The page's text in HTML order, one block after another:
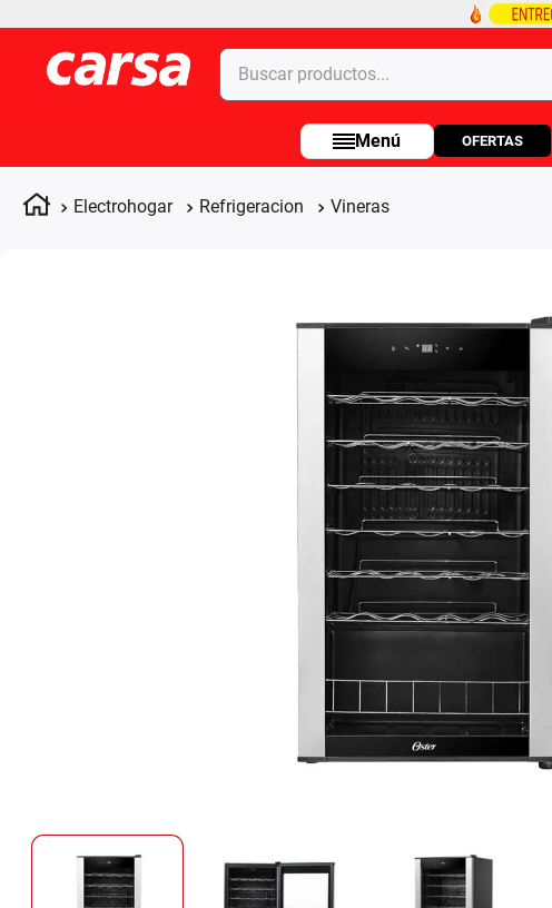
Buscar productos...
OFERTAS
Electrohogar Refrigeracion Vineras
Términos más buscados